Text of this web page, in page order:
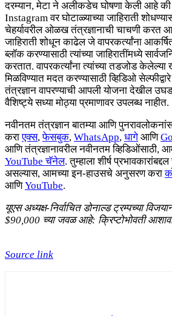
दरम्यान, मेटा ने अलीकडेच घोषणा केली आहे
Instagram वर घोटाळ्याच्या जाहिराती
चेहर्यावरील ओळख तंत्रज्ञानाची चाचणी करत
जाहिराती शोधून काढेल जे वापरकर्त्यांना
ब्लॉक करण्यासाठी त्यांच्या जाहिरातींमध्ये
करतात. वापरकर्त्यांना त्यांच्या तडजोड केलेल्या
मिळविण्यात मदत करण्यासाठी व्हिडिओ
तंत्रज्ञान वापरण्याची आपली योजना देखील
वैशिष्ट्ये सध्या मोठ्या प्रमाणावर उपलब्ध नाहीत.
नवीनतम तंत्रज्ञान बातम्या आणि
कराएक्स,फेसबुक, WhatsApp, धागे आणि
आणि तंत्रज्ञानावरील नवीनतम व्हिडिओंसाठी,
YouTube चॅनेल. तुम्हाला शीर्ष
असल्यास, आमच्या इन-हाउसचे अनुसरण करा
आणिYouTube.
यूएस अध्यक्ष-निर्वाचित डोनाल्ड ट्रम्पच्या
$90,000 च्या जवळ आहे: क्रिप्टोभोवती
Source link